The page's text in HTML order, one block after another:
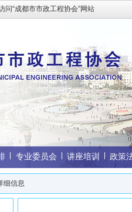
问“成都市市政工程协会”网站
专业委员会 讲座培训 政策
细信息